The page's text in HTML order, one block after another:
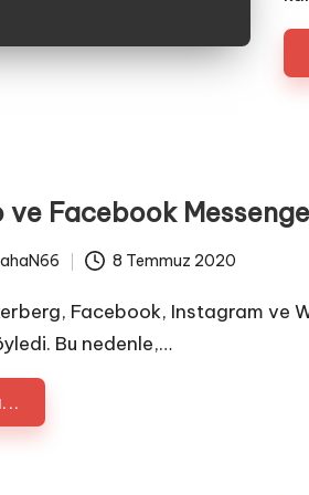
Facebook
8 Temmuz 2020
Facebook, Instagram ve
Bu nedenle,…